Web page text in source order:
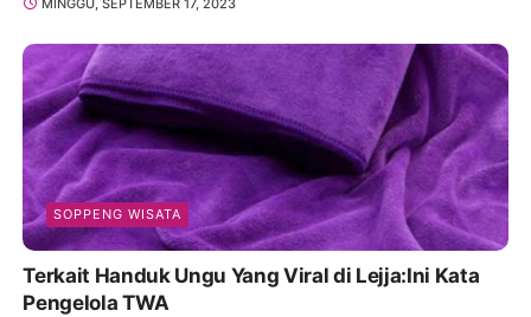
MINGGU, SEPTEMBER 17, 2023
SOPPENG WISATA
Terkait Handuk Ungu Yang Viral di Lejja:Ini Kata
Pengelola TWA